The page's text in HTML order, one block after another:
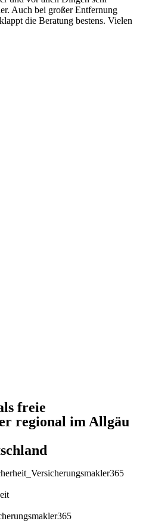
Auch bei großer Entfernung
die Beratung bestens. Vielen
freie
regional im Allgäu